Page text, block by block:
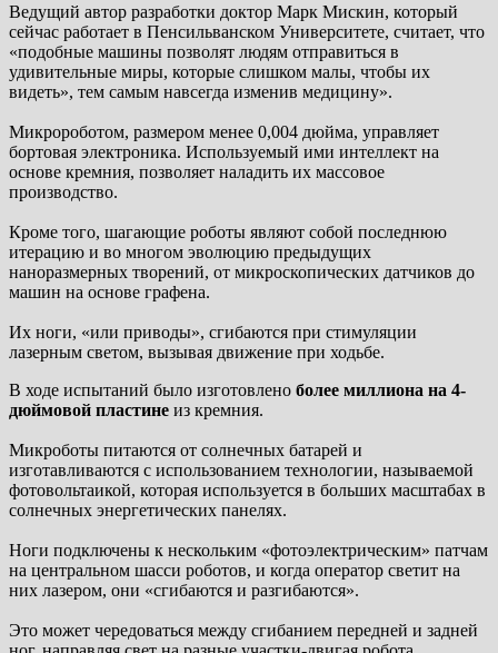
Ведущий автор разработки доктор Марк Мискин, который
сейчас работает в Пенсильванском Университете, считает, что
«подобные машины позволят людям отправиться в
удивительные миры, которые слишком малы, чтобы их
видеть», тем самым навсегда изменив медицину».
Микророботом, размером менее 0,004 дюйма, управляет
бортовая электроника. Используемый ими интеллект на
основе кремния, позволяет наладить их массовое
производство.
Кроме того, шагающие роботы являют собой последнюю
итерацию и во многом эволюцию предыдущих
наноразмерных творений, от микроскопических датчиков до
машин на основе графена.
Их ноги, «или приводы», сгибаются при стимуляции
лазерным светом, вызывая движение при ходьбе.
В ходе испытаний было изготовлено более миллиона на 4-
дюймовой пластине из кремния.
Микроботы питаются от солнечных батарей и
изготавливаются с использованием технологии, называемой
фотовольтаикой, которая используется в больших масштабах в
солнечных энергетических панелях.
Ноги подключены к нескольким «фотоэлектрическим» патчам
на центральном шасси роботов, и когда оператор светит на
них лазером, они «сгибаются и разгибаются».
Это может чередоваться между сгибанием передней и задней